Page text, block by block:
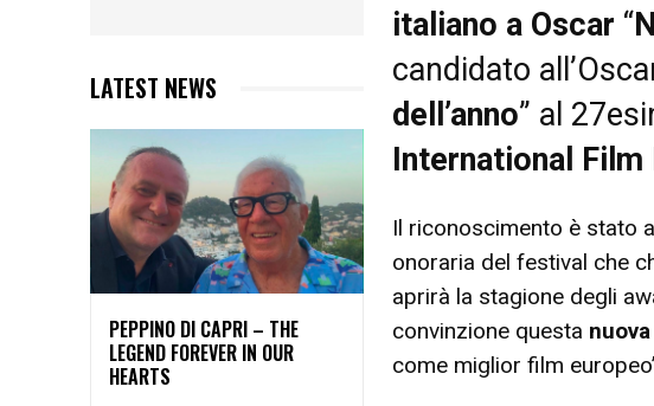
LATEST NEWS
PEPPINO DI CAPRI – THE
LEGEND FOREVER IN OUR
HEARTS
italiano a Oscar “
candidato
dell’anno” al
International Film
Il riconoscimento è stato
onoraria del festival che
aprirà la stagione degli
convinzione questa
come miglior film